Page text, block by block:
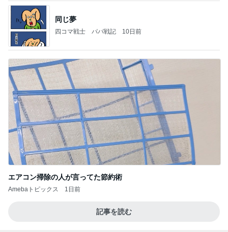
同じ夢
四コマ戦士 パパ戦記 10日前
エアコン掃除の人が言ってた節約術
Amebaトピックス 1日前
記事を読む